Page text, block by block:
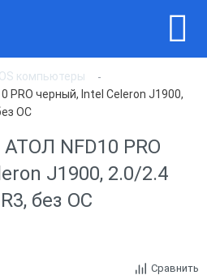
компьютеры
PRO черный, Intel Celeron J1900,
ОС
NFD10 PRO
J1900, 2.0/2.4
без ОС
Сравнить